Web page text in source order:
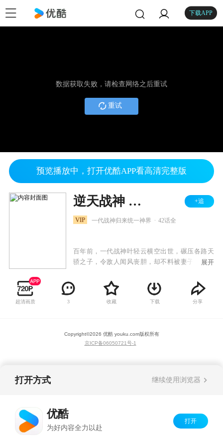
下载APP
数据获取失败，请检查网络之后重试
重试
预览播放中，打开优酷APP看高清完整版
逆天战神 第二季 +追
VIP 一代战神归来统一神界 42话全
百年前，一代战神叶轻云横空出世，碾压各路天
骄之子，令敌人闻风丧胆，却不料被妻子洛灵，
进入黄金时代，妖孽人物疯狂涌现！叶轻云成为
了八荒大陆中小小家族叶家废物弟子！命运逆
转，逆天改命！这一世我不但要碾压天才，还要
展开
超清画质 3 收藏 下载 分享
Copyright©2026 优酷 youku.com版权所有
京ICP备06050721号-1
打开方式 继续使用浏览器
优酷
为好内容全力以赴
打开